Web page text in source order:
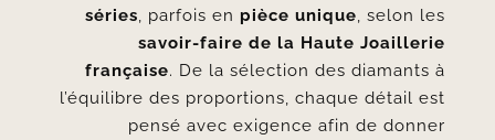
séries, parfois en pièce unique, selon les
savoir-faire de la Haute Joaillerie
française. De la sélection des diamants à
l’équilibre des proportions, chaque détail est
pensé avec exigence afin de donner